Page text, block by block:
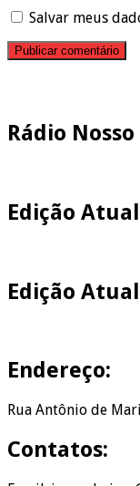
Salvar meus
Rádio
Edição
Edição
Endereço:
Rua Antônio de
Contatos: